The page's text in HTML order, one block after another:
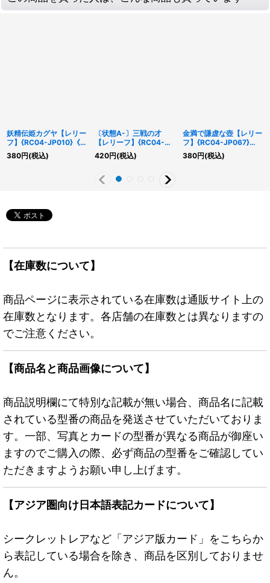
妖精伝姫カグヤ【レリー
フ】{RC04-JP010}《モ
ンスター》
380円(税込)
〔状態A-〕三戦の才
【レリーフ】{RC04-
JP064}《魔法》
420円(税込)
金満で謙虚な壺【レリー
フ】{RC04-JP067}
《魔法》
380円(税込)
【在庫数について】
商品ページに表示されている在庫数は通販サイト上の
在庫数となります。各店舗の在庫数とは異なりますの
でご注意ください。
【商品名と商品画像について】
商品説明欄にて特別な記載が無い場合、商品名に記載
されている型番の商品を発送させていただいておりま
す。一部、写真とカードの型番が異なる商品が御座い
ますのでご購入の際、必ず商品の型番をご確認してい
ただきますようお願い申し上げます。
【アジア圏向け日本語表記カードについて】
シークレットレアなど「アジア版カード」をこちらか
ら表記している場合を除き、商品を区別しておりませ
ん。